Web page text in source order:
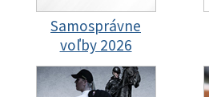
Samosprávne
voľby 2026